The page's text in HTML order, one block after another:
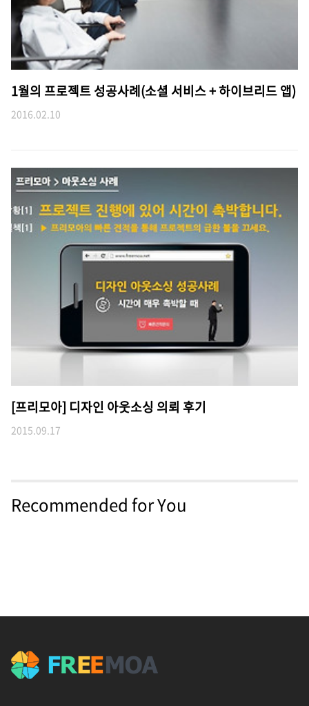
1월의 프로젝트 성공사례(소셜 서비스 + 하이브리드 앱)
2016.02.10
[프리모아] 디자인 아웃소싱 의뢰 후기
2015.09.17
Recommended for You